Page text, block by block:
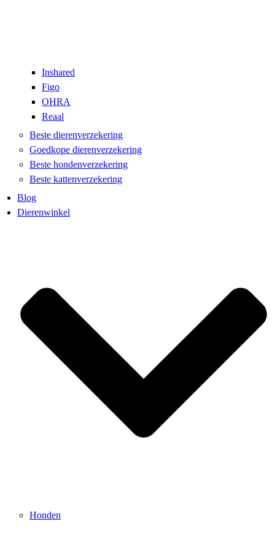
Inshared
Figo
OHRA
Reaal
Beste dierenverzekering
Goedkope dierenverzekering
Beste hondenverzekering
Beste kattenverzekering
Blog
Dierenwinkel
Honden